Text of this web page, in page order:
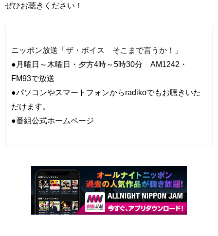
ぜひお聴きください！
ニッポン放送「ザ・ボイス そこまで言うか！」
●月曜日～木曜日・夕方4時～5時30分 AM1242・
FM93で放送
●パソコンやスマートフォンからradikoでもお聴きいた
だけます。
●番組公式ホームページ